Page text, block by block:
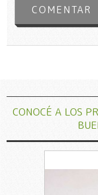
CONOCÉ A LOS